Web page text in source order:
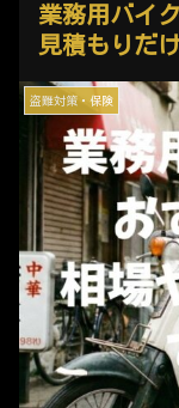
業務用バイ
見積もりだ
盗難対策・保険